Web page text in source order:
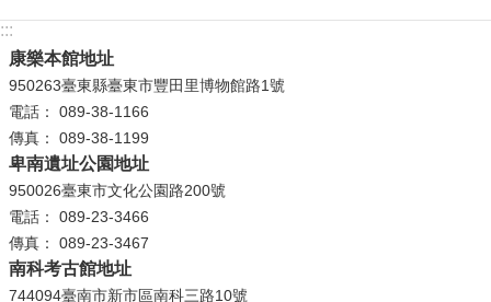
們
民
服
務
性
別
平
:::
康樂本館地址
950263臺東縣臺東市豐田里博物館路1號
電話： 089-38-1166
傳真： 089-38-1199
卑南遺址公園地址
950026臺東市文化公園路200號
電話： 089-23-3466
傳真： 089-23-3467
南科考古館地址
744094臺南市新市區南科三路10號